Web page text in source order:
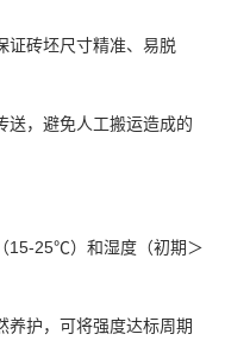
证砖坯尺寸精准、易脱
送，避免人工搬运造成的
15-25℃）和湿度（初期＞
养护，可将强度达标周期